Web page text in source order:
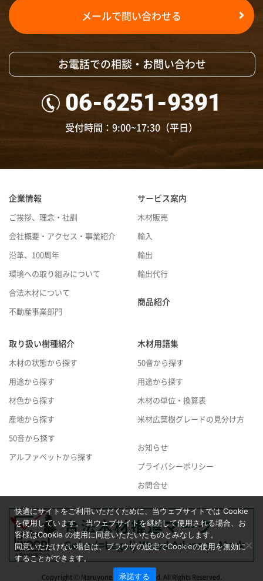
お電話での相談・お問い合わせ
06-6251-9391
受付時間：9:00~17:30（平日）
メールで問い合わせる
企業情報
ご挨拶、理念・社訓
会社概要・アクセス・事業紹介
沿革、100周年
環境への取り組みについて
合法木材について
不動産事業部門
サービス案内
木材販売
輸入
輸出
輸出代行
商品紹介
取り扱い樹種紹介
木材の状態から探す
用途から探す
材色から探す
産地から探す
50音から探す
アルファベットから探す
木材用語集
50音から探す
用途から探す
木材の単位・換算表
米材広葉樹グレードの見分け方
お知らせ
プライバシーポリシー
お問合せ
Copyright Ⓒ Maruyone Trading Co.,Ltd. All Rights Reserved.
快適にサイトをご利用いただくために、当ウェブサイトでは Cookie
を使用しています。 当ウェブサイトを継続して使用される場合、お
客様はCookie の使用に同意いただいたものとみなします。
同意いただけない場合は、ブラウザの設定でCookieの使用を無効に
することができます。
承諾する